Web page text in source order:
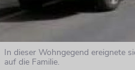
In dieser Wohngegend ereignete
auf die Familie.